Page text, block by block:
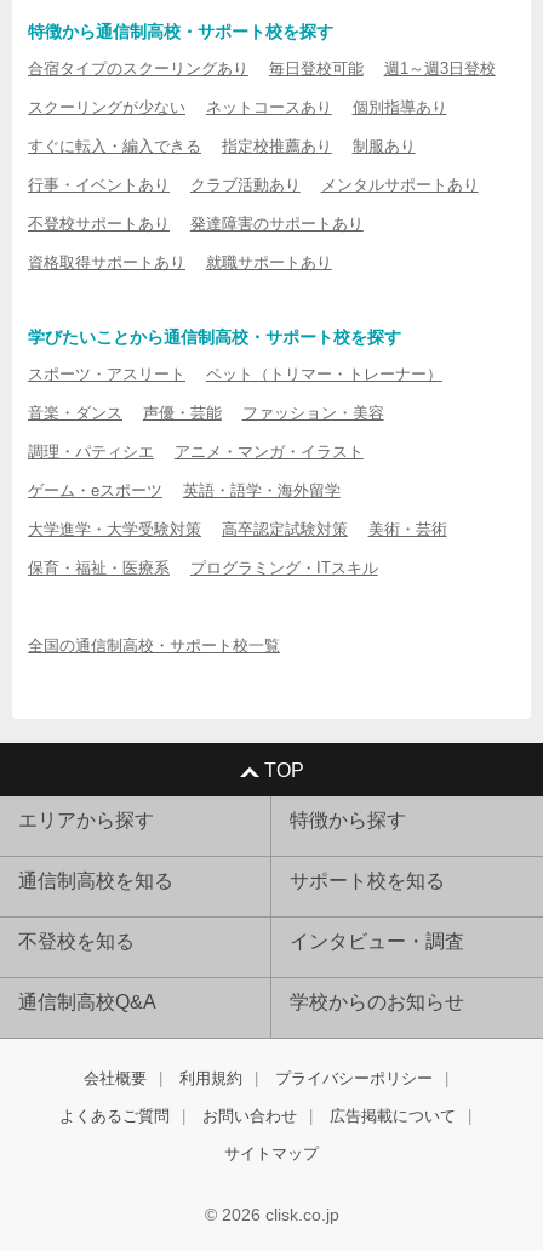
特徴から通信制高校・サポート校を探す
合宿タイプのスクーリングあり 毎日登校可能 週1～週3日登校
スクーリングが少ない ネットコースあり 個別指導あり
すぐに転入・編入できる 指定校推薦あり 制服あり
行事・イベントあり クラブ活動あり メンタルサポートあり
不登校サポートあり 発達障害のサポートあり
資格取得サポートあり 就職サポートあり
学びたいことから通信制高校・サポート校を探す
スポーツ・アスリート ペット（トリマー・トレーナー）
音楽・ダンス 声優・芸能 ファッション・美容
調理・パティシエ アニメ・マンガ・イラスト
ゲーム・eスポーツ 英語・語学・海外留学
大学進学・大学受験対策 高卒認定試験対策 美術・芸術
保育・福祉・医療系 プログラミング・ITスキル
全国の通信制高校・サポート校一覧
TOP
エリアから探す 特徴から探す
通信制高校を知る サポート校を知る
不登校を知る インタビュー・調査
通信制高校Q&A 学校からのお知らせ
会社概要 利用規約 プライバシーポリシー
よくあるご質問 お問い合わせ 広告掲載について
サイトマップ
© 2026 clisk.co.jp